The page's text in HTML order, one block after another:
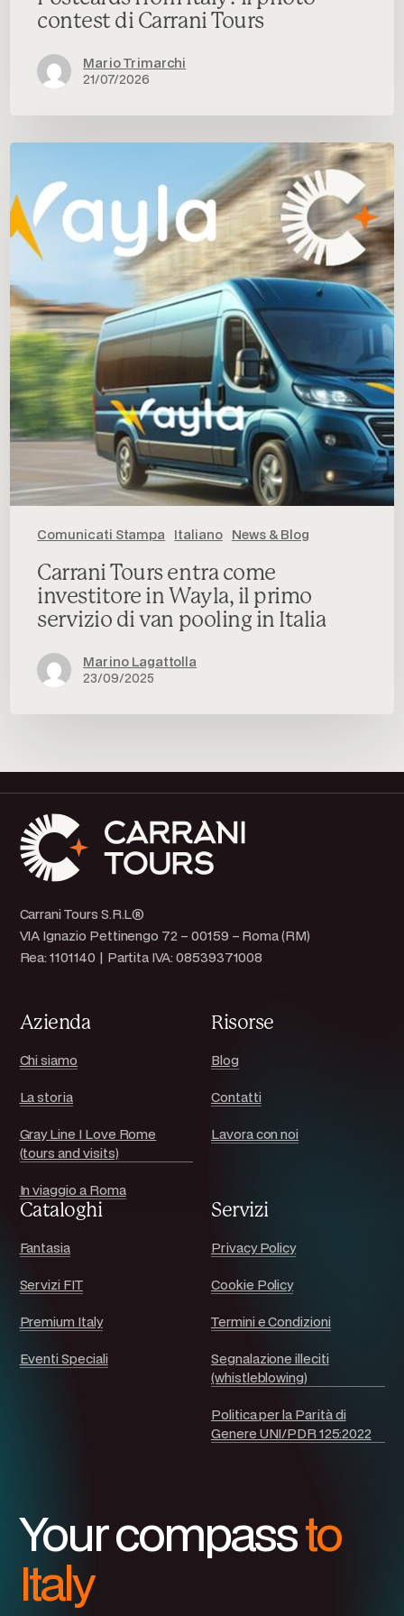
contest di Carrani Tours
Mario Trimarchi
21/07/2026
Comunicati Stampa Italiano News & Blog
entra
come
investitore
Wayla,
il
primo
servizio
di
van
pooling
in
Carrani Tours entra come
investitore in Wayla, il primo
servizio di van pooling in Italia
Marino Lagattolla
23/09/2025
Carrani Tours S.R.L®
VIA Ignazio Pettinengo 72 – 00159 – Roma (RM)
Rea: 1101140 | Partita IVA: 08539371008
Azienda
Chi siamo
La storia
Gray Line I Love Rome
(tours and visits)
In viaggio a Roma
Risorse
Blog
Contatti
Lavora con noi
Cataloghi
Fantasia
Servizi FIT
Premium Italy
Eventi Speciali
Servizi
Privacy Policy
Cookie Policy
Termini e Condizioni
Segnalazione illeciti
(whistleblowing)
Politica per la Parità di
Genere UNI/PDR 125:2022
Your compassto
Italy